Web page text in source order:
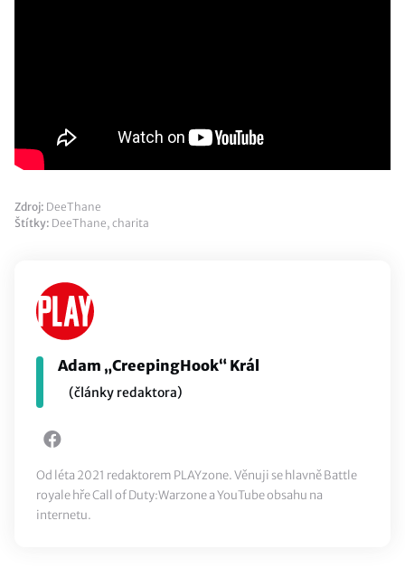
Zdroj: DeeThane
Štítky: DeeThane, charita
Adam „CreepingHook“ Král
(články redaktora)
Od léta 2021 redaktorem PLAYzone. Věnuji se hlavně Battle
royale hře Call of Duty:Warzone a YouTube obsahu na
internetu.